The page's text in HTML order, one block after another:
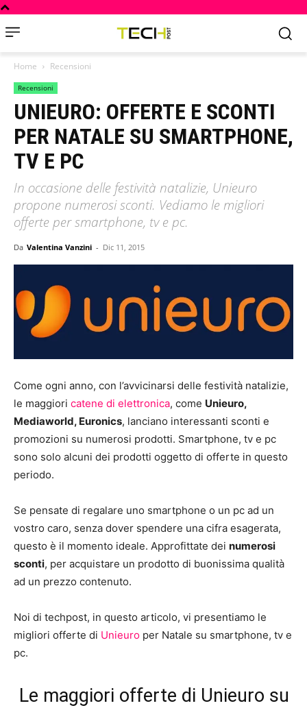
Home Recensioni
Recensioni
UNIEURO: OFFERTE E SCONTI
PER NATALE SU SMARTPHONE,
TV E PC
In occasione delle festività natalizie, Unieuro
propone numerosi sconti. Vediamo le migliori
offerte per smartphone, tv e pc.
Da Valentina Vanzini - Dic 11, 2015
Come ogni anno, con l’avvicinarsi delle festività natalizie,
le maggiori catene di elettronica, come Unieuro,
Mediaworld, Euronics, lanciano interessanti sconti e
promozioni su numerosi prodotti. Smartphone, tv e pc
sono solo alcuni dei prodotti oggetto di offerte in questo
periodo.
Se pensate di regalare uno smartphone o un pc ad un
vostro caro, senza dover spendere una cifra esagerata,
questo è il momento ideale. Approfittate dei numerosi
sconti, per acquistare un prodotto di buonissima qualità
ad un prezzo contenuto.
Noi di techpost, in questo articolo, vi presentiamo le
migliori offerte di Unieuro per Natale su smartphone, tv e
pc.
Le maggiori offerte di Unieuro su